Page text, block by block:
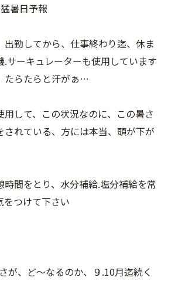
暑日予報
出勤してから、仕事終わり迄、休ま
.サーキュレーターも使用しています
たらたらと汗がぁ…
用して、この状況なのに、この暑さ
されている、方には本当、頭が下が
間をとり、水分補給.塩分補給を常
をつけて下さい
が、ど〜なるのか、９.10月迄続く